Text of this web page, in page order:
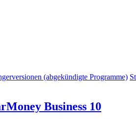
(abgekündigte Programme)
Business 10